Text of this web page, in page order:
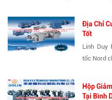
Địa Chỉ
Tốt
Linh Duy
tốc Nord
Hộp
Tại Bình